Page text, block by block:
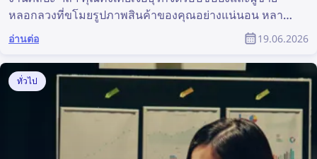
หลอกลวงที่ขโมยรูปภาพสินค้าของคุณอย่างแน่นอน หลาย
ครั้งดูเหมือนเป็นไปไม่ได้ที่จะตามหาผู้ขายหลอกลวงทั้งหมด
และลบรูปภาพเหล่านั้นออก แต่ความท้าทายนี้ไม่ได้ใหญ่
เท่าที่ดูเหมือน — ด้วยเทคโนโลยีการค้นหาภาพย้อนกลับ
การค้นหาการละเมิดลิขสิทธิ์ออนไลน์และป้องกันการ
ละเมิดเหล่านั้นจึงง่ายกว่าที่เคย บทความนี้อธิบายว่าคุณ
สามารถค้นหาและลบรูปภาพที่ถูกขโมยออกจาก
อินเทอร์เน็ตได้อย่างไรในไม่กี่ขั้นตอนง่าย ๆ โดยใช้การ
ค้นหาภาพย้อนกลับและคำขอลบที่เหมาะสม
อ่านต่อ 19.06.2026
ทั่วไป